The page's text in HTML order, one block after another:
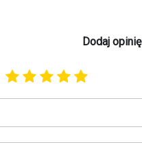
Dodaj opinię